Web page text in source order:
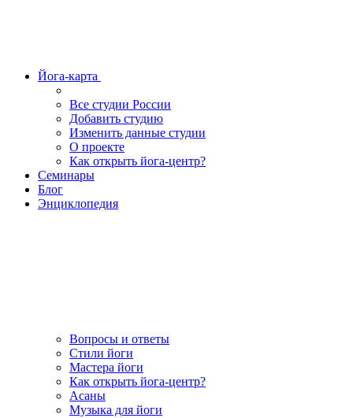
Йога-карта
Все студии России
Добавить студию
Изменить данные студии
О проекте
Как открыть йога-центр?
Семинары
Блог
Энциклопедия
Вопросы и ответы
Стили йоги
Мастера йоги
Как открыть йога-центр?
Асаны
Музыка для йоги